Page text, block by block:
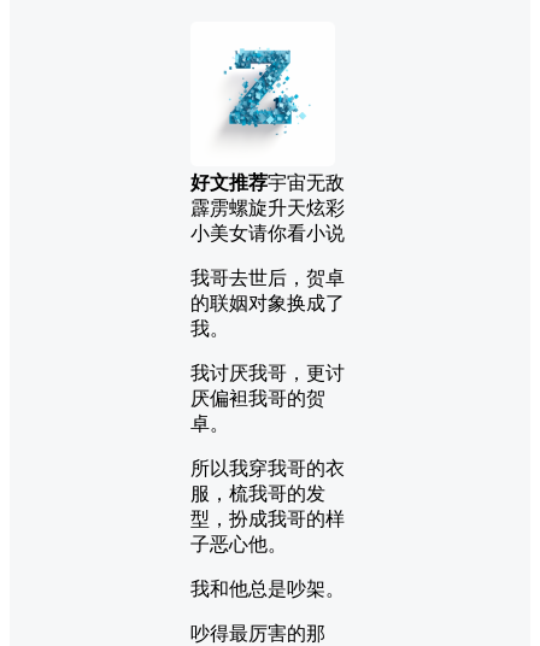
好文推荐宇宙无敌
霹雳螺旋升天炫彩
小美女请你看小说
我哥去世后，贺卓
的联姻对象换成了
我。
我讨厌我哥，更讨
厌偏袒我哥的贺
卓。
所以我穿我哥的衣
服，梳我哥的发
型，扮成我哥的样
子恶心他。
我和他总是吵架。
吵得最厉害的那